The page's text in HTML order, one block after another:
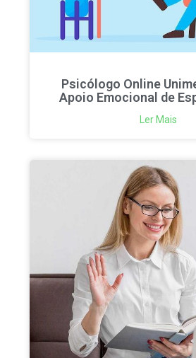
Psicólogo Online
Apoio Emocional de
Ler Mais